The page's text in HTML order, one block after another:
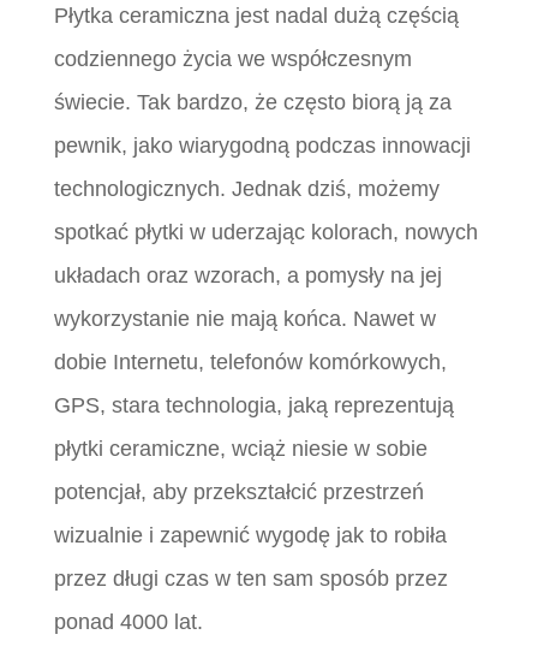
Płytka ceramiczna jest nadal dużą częścią
codziennego życia we współczesnym
świecie. Tak bardzo, że często biorą ją za
pewnik, jako wiarygodną podczas innowacji
technologicznych. Jednak dziś, możemy
spotkać płytki w uderzając kolorach, nowych
układach oraz wzorach, a pomysły na jej
wykorzystanie nie mają końca. Nawet w
dobie Internetu, telefonów komórkowych,
GPS, stara technologia, jaką reprezentują
płytki ceramiczne, wciąż niesie w sobie
potencjał, aby przekształcić przestrzeń
wizualnie i zapewnić wygodę jak to robiła
przez długi czas w ten sam sposób przez
ponad 4000 lat.